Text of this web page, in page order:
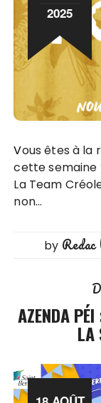
2025
Vous êtes à la recherche d’idées de sorties pour
cette semaine
La Team
non…
by
AZENDA
LA